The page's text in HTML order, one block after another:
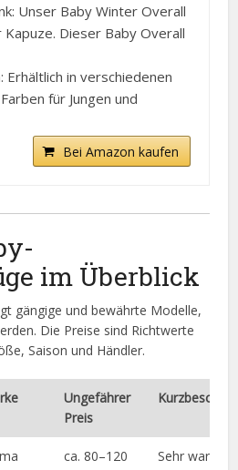
Unser Baby Winter Overall
Dieser Baby Overall
Erhältlich in verschiedenen
für Jungen und
Bei Amazon kaufen
im Überblick
gängige und bewährte Modelle,
Die Preise sind Richtwerte
Saison und Händler.
Ungefährer
Preis
ca. 80–120
Sehr warm,